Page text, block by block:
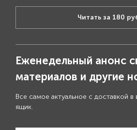
Читать за 180
Еженедельный анонс
материалов и другие
Все самое актуальное с доставкой
ящик.